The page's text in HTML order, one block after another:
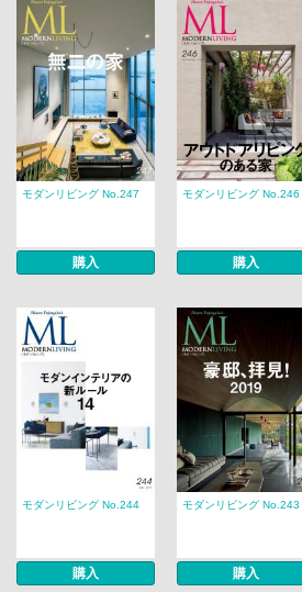
モダンリビング No.247
購入
モダンリビング No.246
購入
モダンリビング No.244
購入
モダンリビング No.243
購入